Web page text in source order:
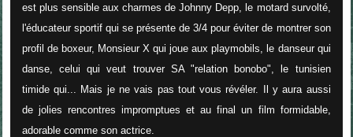
est plus sensible aux charmes de Johnny Depp, le motard survolté,
l'éducateur sportif qui se présente de 3/4 pour éviter de montrer son
profil de boxeur, Monsieur X qui joue aux playmobils, le danseur qui
danse, celui qui veut trouver SA "relation bonobo", le tunisien
timide qui... Mais je ne vais pas tout vous révéler. Il y aura aussi
de jolies rencontres impromptues et au final un film formidable,
adorable comme son actrice.